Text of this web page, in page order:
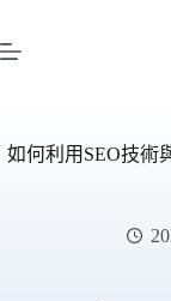
至
容如何利用SEO技術